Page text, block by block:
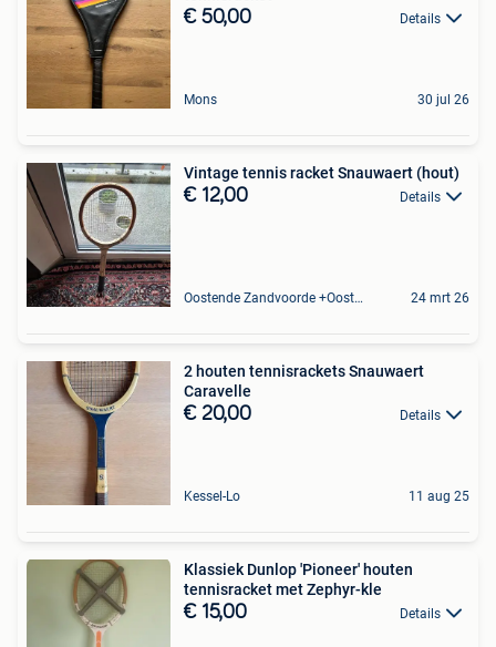
€ 50,00 Details
Mons 30 jul 26
Vintage tennis racket Snauwaert (hout)
€ 12,00 Details
Oostende Zandvoorde +Oostende 24 mrt 26
2 houten tennisrackets Snauwaert
Caravelle
€ 20,00 Details
Kessel-Lo 11 aug 25
Klassiek Dunlop 'Pioneer' houten
tennisracket met Zephyr-kle
€ 15,00 Details